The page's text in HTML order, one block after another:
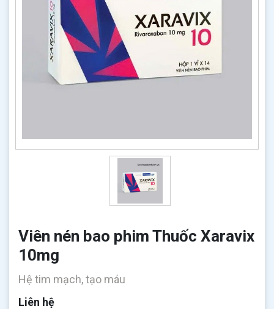
Viên nén bao phim Thuốc Xaravix
10mg
Hệ tim mạch, tạo máu
Liên hệ